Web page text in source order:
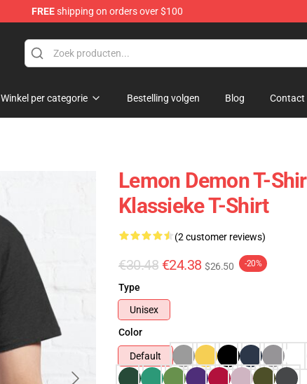
FREEshipping on orders over $100
Winkel per categorie Bestelling volgen Blog Contact
Lemon Demon T-
Klassieke T-Shirt
(2 customer reviews)
€30.48 €24.38 $26.50 -20%
Type
Unisex
Color
Default